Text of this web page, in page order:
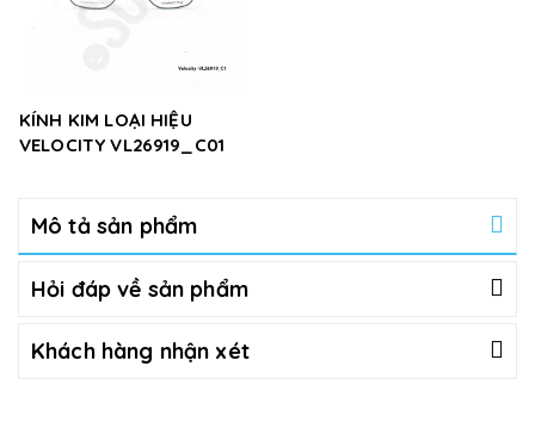
KÍNH KIM LOẠI HIỆU
VELOCITY VL26919_C01
Mô tả sản phẩm
Hỏi đáp về sản phẩm
Khách hàng nhận xét